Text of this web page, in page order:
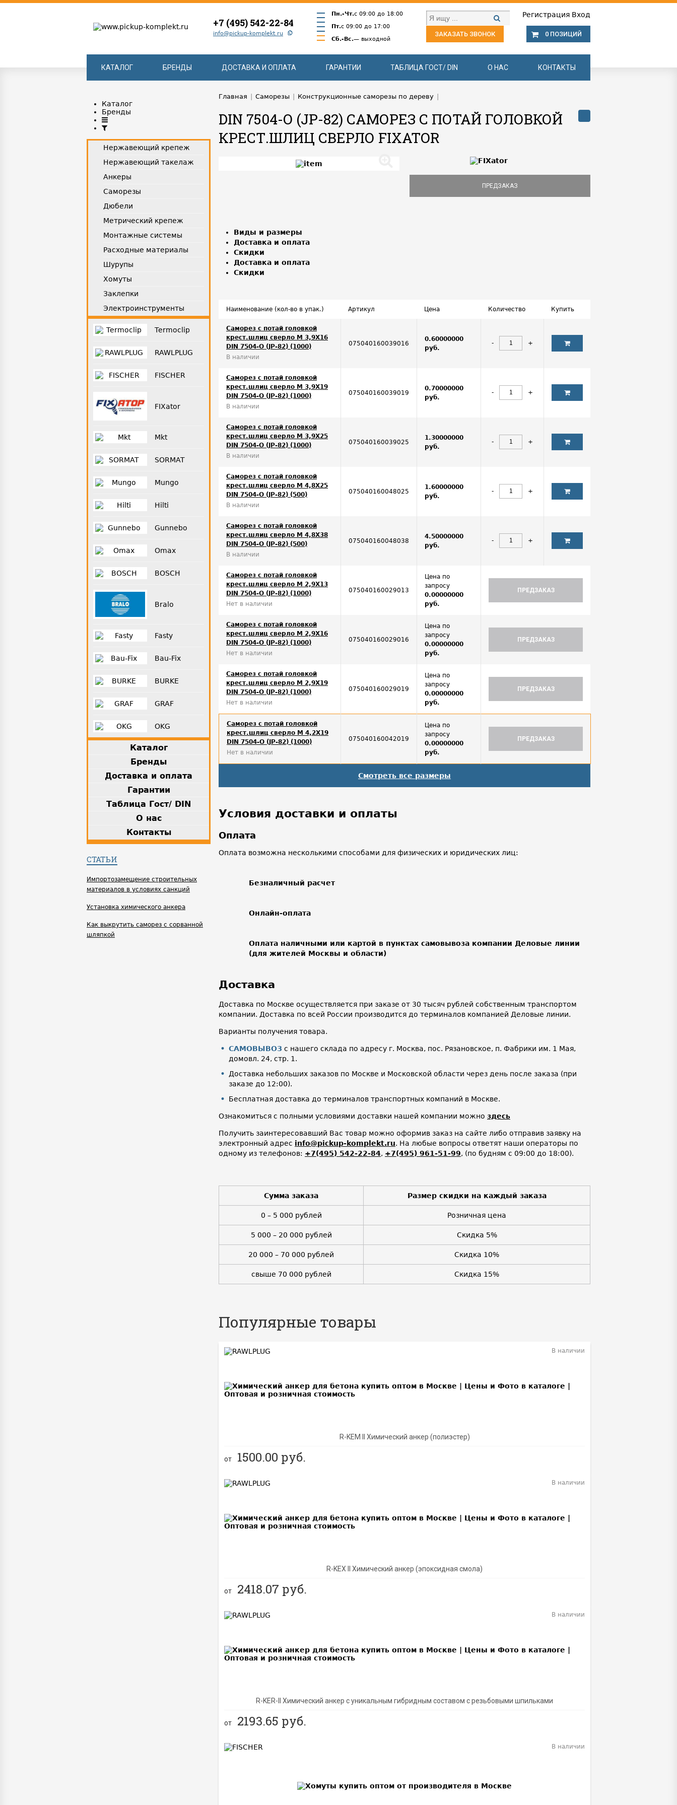
+7 (495) 542-22-84
info@pickup-komplekt.ru
Пн.-Чт.с 09:00 до 18:00
Пт.с 09:00 до 17:00
Сб.-Вс.— выходной
Регистрация Вход
ЗАКАЗАТЬ ЗВОНОК 0 ПОЗИЦИЙ
КАТАЛОГ БРЕНДЫ ДОСТАВКА И ОПЛАТА ГАРАНТИИ ТАБЛИЦА ГОСТ/ DIN О НАС КОНТАКТЫ
Каталог
Бренды
Нержавеющий крепеж
Нержавеющий такелаж
Анкеры
Саморезы
Дюбели
Метрический крепеж
Монтажные системы
Расходные материалы
Шурупы
Хомуты
Заклепки
Электроинструменты
Termoclip
RAWLPLUG
FISCHER
FIXator
Mkt
SORMAT
Mungo
Hilti
Gunnebo
Omax
BOSCH
Bralo
Fasty
Bau-Fix
BURKE
GRAF
OKG
Каталог
Бренды
Доставка и оплата
Гарантии
Таблица Гост/ DIN
О нас
Контакты
СТАТЬИ
Импортозамещение строительных
материалов в условиях санкций
Установка химического анкера
Как выкрутить саморез с сорванной
шляпкой
Главная Саморезы Конструкционные саморезы по дереву
DIN 7504-O (JP-82) САМОРЕЗ С ПОТАЙ ГОЛОВКОЙ
КРЕСТ.ШЛИЦ СВЕРЛО FIXATOR
ПРЕДЗАКАЗ
Виды и размеры
Доставка и оплата
Скидки
Доставка и оплата
Скидки
Наименование (кол-во в упак.) Артикул Цена Количество Купить
Саморез с потай головкой
крест.шлиц сверло М 3,9Х16
DIN 7504-O (JP-82) (1000)
В наличии
075040160039016
0.60000000
руб.
- +
Саморез с потай головкой
крест.шлиц сверло М 3,9Х19
DIN 7504-O (JP-82) (1000)
В наличии
075040160039019
0.70000000
руб.
- +
Саморез с потай головкой
крест.шлиц сверло М 3,9Х25
DIN 7504-O (JP-82) (1000)
В наличии
075040160039025
1.30000000
руб.
- +
Саморез с потай головкой
крест.шлиц сверло М 4,8Х25
DIN 7504-O (JP-82) (500)
В наличии
075040160048025
1.60000000
руб.
- +
Саморез с потай головкой
крест.шлиц сверло М 4,8Х38
DIN 7504-O (JP-82) (500)
В наличии
075040160048038
4.50000000
руб.
- +
Саморез с потай головкой
крест.шлиц сверло М 2,9Х13
DIN 7504-O (JP-82) (1000)
Нет в наличии
075040160029013
Цена по
запросу
0.00000000
руб.
ПРЕДЗАКАЗ
Саморез с потай головкой
крест.шлиц сверло М 2,9Х16
DIN 7504-O (JP-82) (1000)
Нет в наличии
075040160029016
Цена по
запросу
0.00000000
руб.
ПРЕДЗАКАЗ
Саморез с потай головкой
крест.шлиц сверло М 2,9Х19
DIN 7504-O (JP-82) (1000)
Нет в наличии
075040160029019
Цена по
запросу
0.00000000
руб.
ПРЕДЗАКАЗ
Саморез с потай головкой
крест.шлиц сверло М 4,2Х19
DIN 7504-O (JP-82) (1000)
Нет в наличии
075040160042019
Цена по
запросу
0.00000000
руб.
ПРЕДЗАКАЗ
Смотреть все размеры
Условия доставки и оплаты
Оплата
Оплата возможна несколькими способами для физических и юридических лиц:
Безналичный расчет
Онлайн-оплата
Оплата наличными или картой в пунктах самовывоза компании Деловые линии
(для жителей Москвы и области)
Доставка
Доставка по Москве осуществляется при заказе от 30 тысяч рублей собственным транспортом
компании. Доставка по всей России производится до терминалов компанией Деловые линии.
Варианты получения товара.
САМОВЫВОЗ с нашего склада по адресу г. Москва, пос. Рязановское, п. Фабрики им. 1 Мая,
домовл. 24, стр. 1.
Доставка небольших заказов по Москве и Московской области через день после заказа (при
заказе до 12:00).
Бесплатная доставка до терминалов транспортных компаний в Москве.
Ознакомиться с полными условиями доставки нашей компании можно здесь
Получить заинтересовавший Вас товар можно оформив заказ на сайте либо отправив заявку на
электронный адрес info@pickup-komplekt.ru. На любые вопросы ответят наши операторы по
одному из телефонов: +7(495) 542-22-84, +7(495) 961-51-99, (по будням с 09:00 до 18:00).
Сумма заказа Размер скидки на каждый заказа
0 – 5 000 рублей Розничная цена
5 000 – 20 000 рублей Скидка 5%
20 000 – 70 000 рублей Скидка 10%
свыше 70 000 рублей Скидка 15%
Популярные товары
R-KEM II Химический анкер (полиэстер)
В наличии
от 1500.00 руб.
R-KEX II Химический анкер (эпоксидная смола)
В наличии
от 2418.07 руб.
R-KER-II Химический анкер с уникальным гибридным составом с резьбовыми шпильками
В наличии
от 2193.65 руб.
В наличии